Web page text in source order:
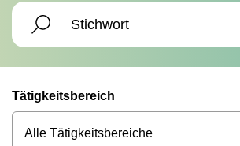
Tätigkeitsbereich
Alle Tätigkeitsbereiche